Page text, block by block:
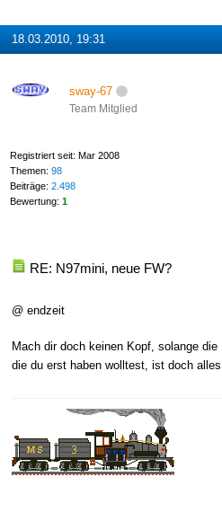
18.03.2010, 19:31
sway-67
Team Mitglied
Registriert seit: Mar 2008
Themen: 98
Beiträge: 2.498
Bewertung: 1
RE: N97mini, neue FW?
@ endzeit
Mach dir doch keinen Kopf, solange
die du erst haben wolltest, ist doch